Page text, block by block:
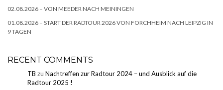
02.08.2026 – VON MEEDER NACH MEININGEN
01.08.2026 – START DER RADTOUR 2026 VON FORCHHEIM NACH LEIPZIG IN
9 TAGEN
RECENT COMMENTS
TB zu Nachtreffen zur Radtour 2024 – und Ausblick auf die
Radtour 2025 !